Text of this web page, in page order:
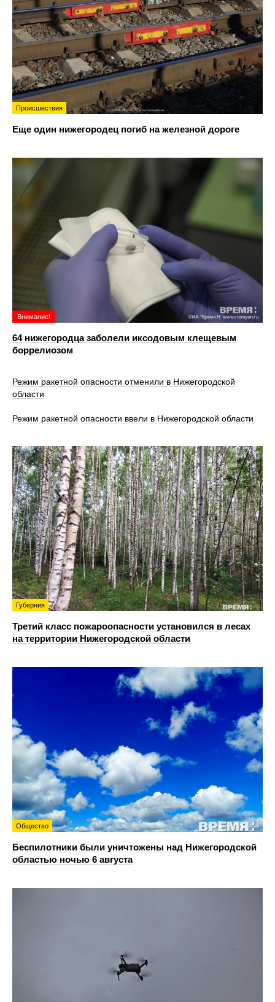
Происшествия
Еще один нижегородец погиб на железной дороге
Внимание!
64 нижегородца заболели иксодовым клещевым
боррелиозом
Режим ракетной опасности отменили в Нижегородской
области
Режим ракетной опасности ввели в Нижегородской области
Губерния
Третий класс пожароопасности установился в лесах
на территории Нижегородской области
Общество
Беспилотники были уничтожены над Нижегородской
областью ночью 6 августа